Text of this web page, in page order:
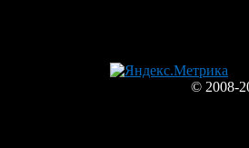
© 2008-